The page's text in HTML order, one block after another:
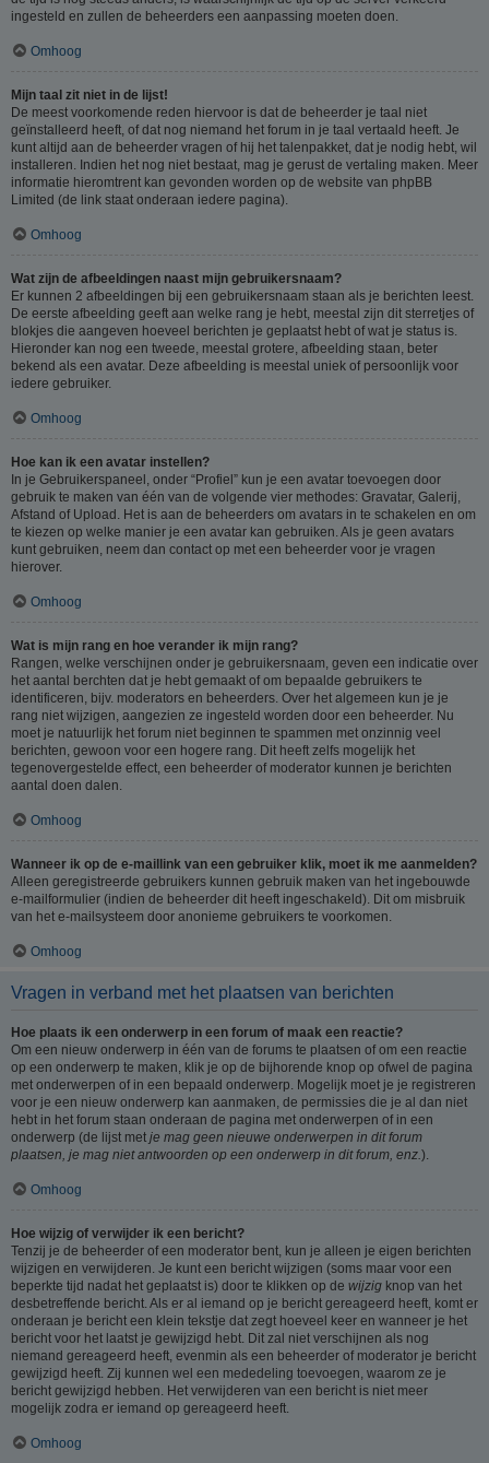
ingesteld en zullen de beheerders een aanpassing moeten doen.
Omhoog
Mijn taal zit niet in de lijst!
De meest voorkomende reden hiervoor is dat de beheerder je taal niet
geïnstalleerd heeft, of dat nog niemand het forum in je taal vertaald heeft. Je
kunt altijd aan de beheerder vragen of hij het talenpakket, dat je nodig hebt, wil
installeren. Indien het nog niet bestaat, mag je gerust de vertaling maken. Meer
informatie hieromtrent kan gevonden worden op de website van phpBB
Limited (de link staat onderaan iedere pagina).
Omhoog
Wat zijn de afbeeldingen naast mijn gebruikersnaam?
Er kunnen 2 afbeeldingen bij een gebruikersnaam staan als je berichten leest.
De eerste afbeelding geeft aan welke rang je hebt, meestal zijn dit sterretjes of
blokjes die aangeven hoeveel berichten je geplaatst hebt of wat je status is.
Hieronder kan nog een tweede, meestal grotere, afbeelding staan, beter
bekend als een avatar. Deze afbeelding is meestal uniek of persoonlijk voor
iedere gebruiker.
Omhoog
Hoe kan ik een avatar instellen?
In je Gebruikerspaneel, onder “Profiel” kun je een avatar toevoegen door
gebruik te maken van één van de volgende vier methodes: Gravatar, Galerij,
Afstand of Upload. Het is aan de beheerders om avatars in te schakelen en om
te kiezen op welke manier je een avatar kan gebruiken. Als je geen avatars
kunt gebruiken, neem dan contact op met een beheerder voor je vragen
hierover.
Omhoog
Wat is mijn rang en hoe verander ik mijn rang?
Rangen, welke verschijnen onder je gebruikersnaam, geven een indicatie over
het aantal berchten dat je hebt gemaakt of om bepaalde gebruikers te
identificeren, bijv. moderators en beheerders. Over het algemeen kun je je
rang niet wijzigen, aangezien ze ingesteld worden door een beheerder. Nu
moet je natuurlijk het forum niet beginnen te spammen met onzinnig veel
berichten, gewoon voor een hogere rang. Dit heeft zelfs mogelijk het
tegenovergestelde effect, een beheerder of moderator kunnen je berichten
aantal doen dalen.
Omhoog
Wanneer ik op de e-maillink van een gebruiker klik, moet ik me aanmelden?
Alleen geregistreerde gebruikers kunnen gebruik maken van het ingebouwde
e-mailformulier (indien de beheerder dit heeft ingeschakeld). Dit om misbruik
van het e-mailsysteem door anonieme gebruikers te voorkomen.
Omhoog
Vragen in verband met het plaatsen van berichten
Hoe plaats ik een onderwerp in een forum of maak een reactie?
Om een nieuw onderwerp in één van de forums te plaatsen of om een reactie
op een onderwerp te maken, klik je op de bijhorende knop op ofwel de pagina
met onderwerpen of in een bepaald onderwerp. Mogelijk moet je je registreren
voor je een nieuw onderwerp kan aanmaken, de permissies die je al dan niet
hebt in het forum staan onderaan de pagina met onderwerpen of in een
onderwerp (de lijst met je mag geen nieuwe onderwerpen in dit forum
plaatsen, je mag niet antwoorden op een onderwerp in dit forum, enz. ).
Omhoog
Hoe wijzig of verwijder ik een bericht?
Tenzij je de beheerder of een moderator bent, kun je alleen je eigen berichten
wijzigen en verwijderen. Je kunt een bericht wijzigen (soms maar voor een
beperkte tijd nadat het geplaatst is) door te klikken op de wijzig knop van het
desbetreffende bericht. Als er al iemand op je bericht gereageerd heeft, komt er
onderaan je bericht een klein tekstje dat zegt hoeveel keer en wanneer je het
bericht voor het laatst je gewijzigd hebt. Dit zal niet verschijnen als nog
niemand gereageerd heeft, evenmin als een beheerder of moderator je bericht
gewijzigd heeft. Zij kunnen wel een mededeling toevoegen, waarom ze je
bericht gewijzigd hebben. Het verwijderen van een bericht is niet meer
mogelijk zodra er iemand op gereageerd heeft.
Omhoog